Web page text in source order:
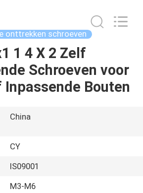
onttrekken schroeven
1 4 X 2 Zelf
Schroeven voor
Bouten
China
CY
IS09001
M3-M6